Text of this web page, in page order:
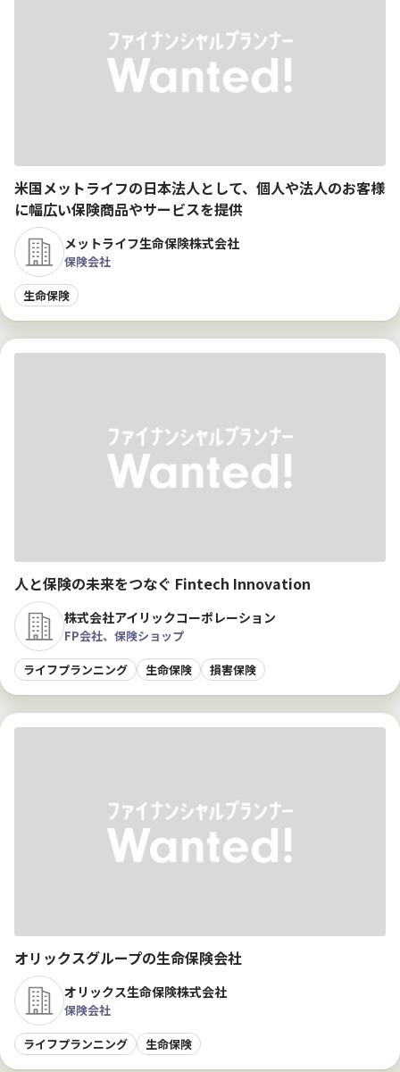
米国メットライフの日本法人として、個人や法人のお客様
に幅広い保険商品やサービスを提供
メットライフ生命保険株式会社
保険会社
生命保険
人と保険の未来をつなぐ Fintech Innovation
株式会社アイリックコーポレーション
FP会社、保険ショップ
ライフプランニング
生命保険 損害保険
オリックスグループの生命保険会社
オリックス生命保険株式会社
保険会社
ライフプランニング
生命保険